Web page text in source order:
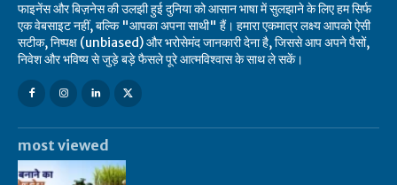
फाइनेंस और बिज़नेस की उलझी हुई दुनिया को आसान भाषा में सुलझाने के लिए हम सिर्फ
एक वेबसाइट नहीं, बल्कि "आपका अपना साथी" हैं। हमारा एकमात्र लक्ष्य आपको ऐसी
सटीक, निष्पक्ष (unbiased) और भरोसेमंद जानकारी देना है, जिससे आप अपने पैसों,
निवेश और भविष्य से जुड़े बड़े फैसले पूरे आत्मविश्वास के साथ ले सकें।
most viewed